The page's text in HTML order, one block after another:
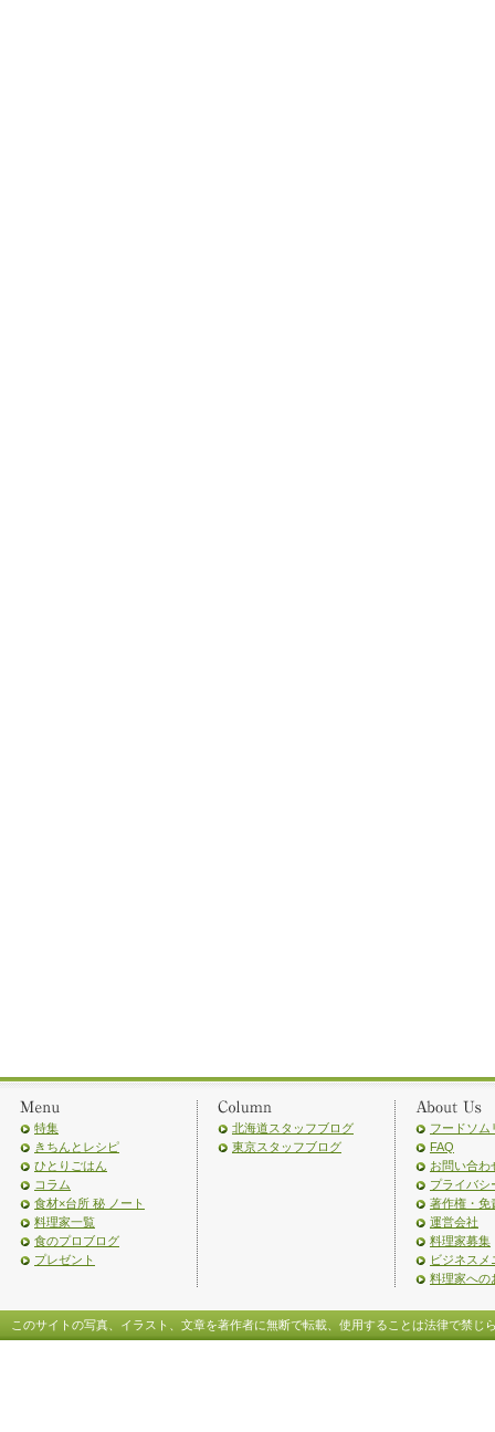
特集
きちんとレシピ
ひとりごはん
コラム
食材×台所 秘 ノート
料理家一覧
食のプロブログ
プレゼント
北海道スタッフブログ
東京スタッフブログ
フードソム
FAQ
お問い合わ
プライバシ
著作権・免
運営会社
料理家募集
ビジネスメ
料理家への
このサイトの写真、イラスト、文章を著作者に無断で転載、使用することは法律で禁じ